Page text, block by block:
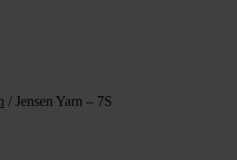
/ Jensen Yarn – 7S